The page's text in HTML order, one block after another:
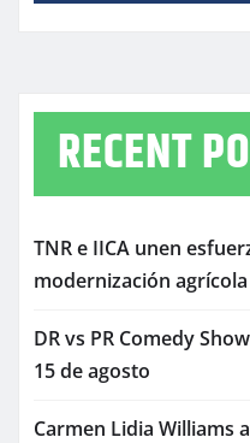
RECENT
TNR e IICA unen
modernización
DR vs PR Comedy
15 de agosto
Carmen Lidia Williams